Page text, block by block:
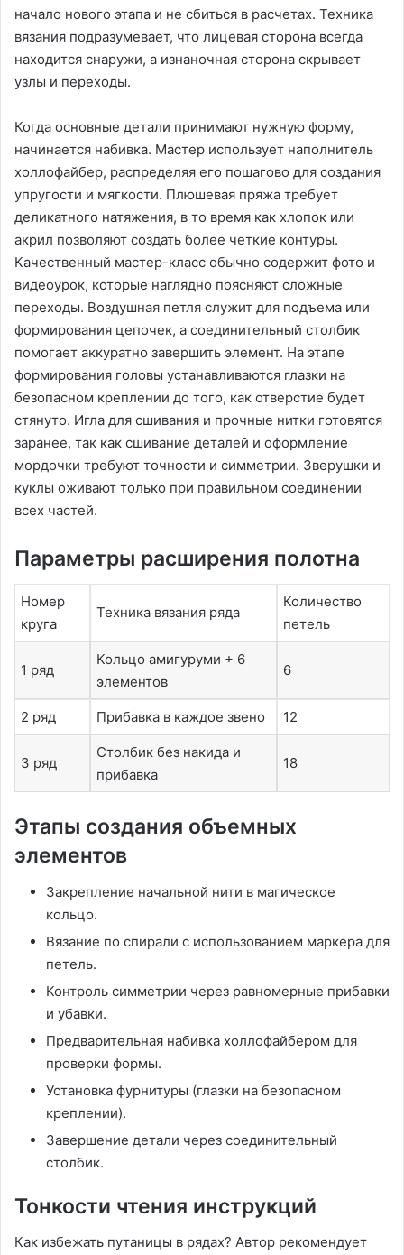
начало нового этапа и не сбиться в расчетах. Техника
вязания подразумевает, что лицевая сторона всегда
находится снаружи, а изнаночная сторона скрывает
узлы и переходы.
Когда основные детали принимают нужную форму,
начинается набивка. Мастер использует наполнитель
холлофайбер, распределяя его пошагово для создания
упругости и мягкости. Плюшевая пряжа требует
деликатного натяжения, в то время как хлопок или
акрил позволяют создать более четкие контуры.
Качественный мастер-класс обычно содержит фото и
видеоурок, которые наглядно поясняют сложные
переходы. Воздушная петля служит для подъема или
формирования цепочек, а соединительный столбик
помогает аккуратно завершить элемент. На этапе
формирования головы устанавливаются глазки на
безопасном креплении до того, как отверстие будет
стянуто. Игла для сшивания и прочные нитки готовятся
заранее, так как сшивание деталей и оформление
мордочки требуют точности и симметрии. Зверушки и
куклы оживают только при правильном соединении
всех частей.
Параметры расширения полотна
Номер
круга
Техника вязания ряда
Количество
петель
1 ряд
Кольцо амигуруми + 6
элементов
6
2 ряд Прибавка в каждое звено 12
3 ряд
Столбик без накида и
прибавка
18
Этапы создания объемных
элементов
Закрепление начальной нити в магическое
кольцо.
Вязание по спирали с использованием маркера для
петель.
Контроль симметрии через равномерные прибавки
и убавки.
Предварительная набивка холлофайбером для
проверки формы.
Установка фурнитуры (глазки на безопасном
креплении).
Завершение детали через соединительный
столбик.
Тонкости чтения инструкций
Как избежать путаницы в рядах? Автор рекомендует